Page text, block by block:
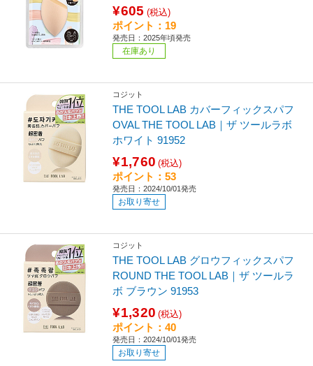
¥605 (税込)
ポイント：19
発売日：2025年頃発売
在庫あり
コジット
THE TOOL LAB カバーフィックスパフ
OVAL THE TOOL LAB｜ザ ツールラボ
ホワイト 91952
¥1,760 (税込)
ポイント：53
発売日：2024/10/01発売
お取り寄せ
コジット
THE TOOL LAB グロウフィックスパフ
ROUND THE TOOL LAB｜ザ ツールラ
ボ ブラウン 91953
¥1,320 (税込)
ポイント：40
発売日：2024/10/01発売
お取り寄せ